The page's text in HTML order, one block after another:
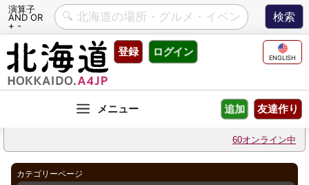
演算子
AND OR
+ -
Skip
content
登録 ログイン ENGLISH
友達作り
追加
60オンライン中
カテゴリーページ